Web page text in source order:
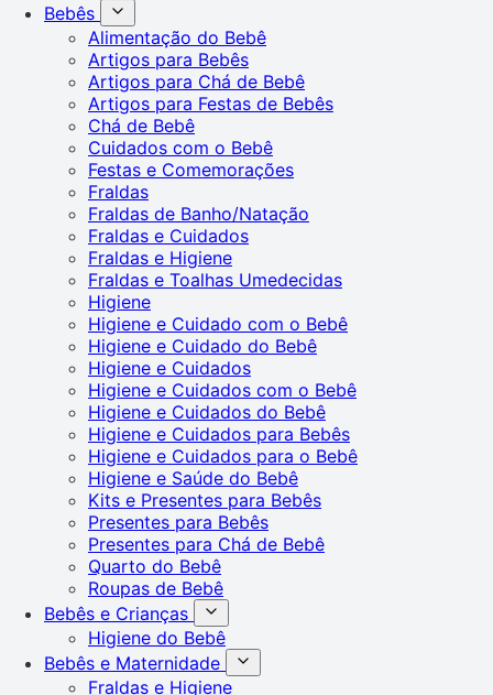
Bebês
Alimentação do Bebê
Artigos para Bebês
Artigos para Chá de Bebê
Artigos para Festas de Bebês
Chá de Bebê
Cuidados com o Bebê
Festas e Comemorações
Fraldas
Fraldas de Banho/Natação
Fraldas e Cuidados
Fraldas e Higiene
Fraldas e Toalhas Umedecidas
Higiene
Higiene e Cuidado com o Bebê
Higiene e Cuidado do Bebê
Higiene e Cuidados
Higiene e Cuidados com o Bebê
Higiene e Cuidados do Bebê
Higiene e Cuidados para Bebês
Higiene e Cuidados para o Bebê
Higiene e Saúde do Bebê
Kits e Presentes para Bebês
Presentes para Bebês
Presentes para Chá de Bebê
Quarto do Bebê
Roupas de Bebê
Bebês e Crianças
Higiene do Bebê
Bebês e Maternidade
Fraldas e Higiene